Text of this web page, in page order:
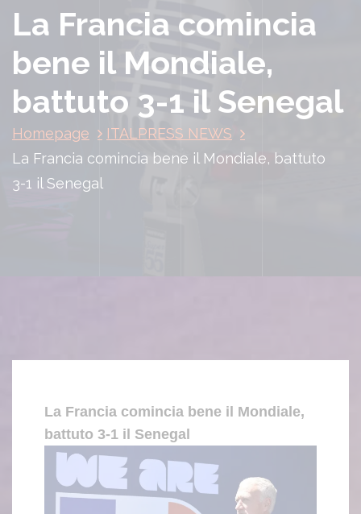
La Francia comincia
bene il Mondiale,
battuto 3-1 il Senegal
Homepage
ITALPRESS NEWS
La Francia comincia bene il Mondiale, battuto
3-1 il Senegal
La Francia comincia bene il Mondiale,
battuto 3-1 il Senegal